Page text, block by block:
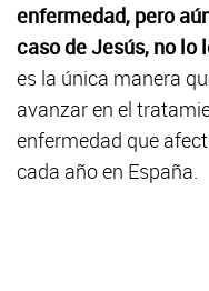
enfermedad, pero
caso de Jesús, no lo
es la única manera
avanzar en el
enfermedad que
cada año en España.